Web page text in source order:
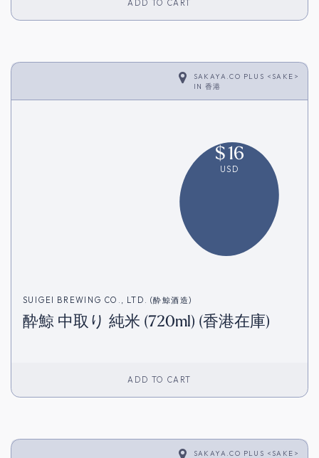
ADD TO CART
SAKAYA.CO PLUS <SAKE>
IN 香港
$16
USD
SUIGEI BREWING CO., LTD. (酔鯨酒造)
酔鯨 中取り 純米 (720ml) (香港在庫)
ADD TO CART
SAKAYA.CO PLUS <SAKE>